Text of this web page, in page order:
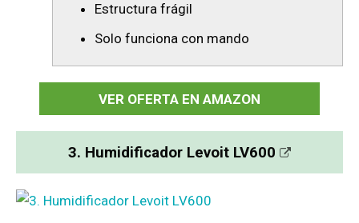
Estructura frágil
Solo funciona con mando
VER OFERTA EN AMAZON
3. Humidificador Levoit LV600